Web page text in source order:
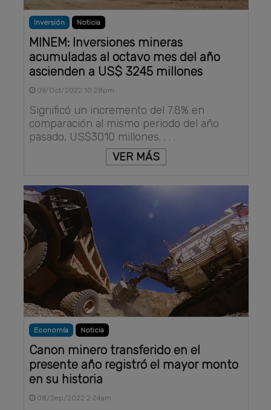
Inversión Noticia
MINEM: Inversiones mineras
acumuladas al octavo mes del año
ascienden a US$ 3245 millones
09/Oct/2022 10:28pm
Significó un incremento del 7.8% en
comparación al mismo periodo del año
pasado, US$3010 millones. . . .
VER MÁS
Economía Noticia
Canon minero transferido en el
presente año registró el mayor monto
en su historia
08/Sep/2022 2:24am